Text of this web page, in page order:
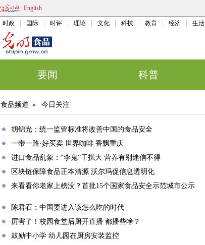
English
时政 国际 时评 理论 文化 科技 教育 经济 生活
要闻 科普
食品频道 » 今日关注
胡锦光：统一监管标准将改善中国的食品安全
一带一路·好买卖 世界咖啡 香飘重庆
进口食品乱象：“李鬼”干扰大 营养有别迷信不得
区块链保障食品正本清源 沃尔玛促信息透明化
来看看你老家上榜没？首批15个国家食品安全示范城市公示
陈君石：中国要进入该怎么吃的时代
厉害了！校园食堂后厨开直播 都播些啥？
鼓励中小学 幼儿园在厨房安装监控